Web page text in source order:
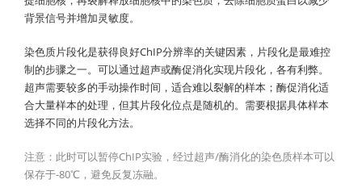
背景信号并增加灵敏度。
染色质片段化是获得良好ChIP分辨率的关键因素，片段化是最难控
制的步骤之一。可以通过超声或酶促消化实现片段化，各有利弊。
超声需要较多的手动操作时间，适合难以裂解的样本；酶促消化适
合大量样本的处理，但其片段化位点是随机的。需要根据具体样本
选择不同的片段化方法。
注意：此时可以暂停ChIP实验，经过超声/酶消化的染色质样本可以
保存于-80℃，避免反复冻融。